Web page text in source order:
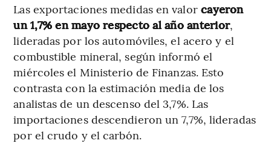
Las exportaciones medidas en valorcayeron
un 1,7% en mayo respecto al año anterior,
lideradas por los automóviles, el acero y el
combustible mineral, según informó el
miércoles el Ministerio de Finanzas. Esto
contrasta con la estimación media de los
analistas de un descenso del 3,7%. Las
importaciones descendieron un 7,7%, lideradas
por el crudo y el carbón.